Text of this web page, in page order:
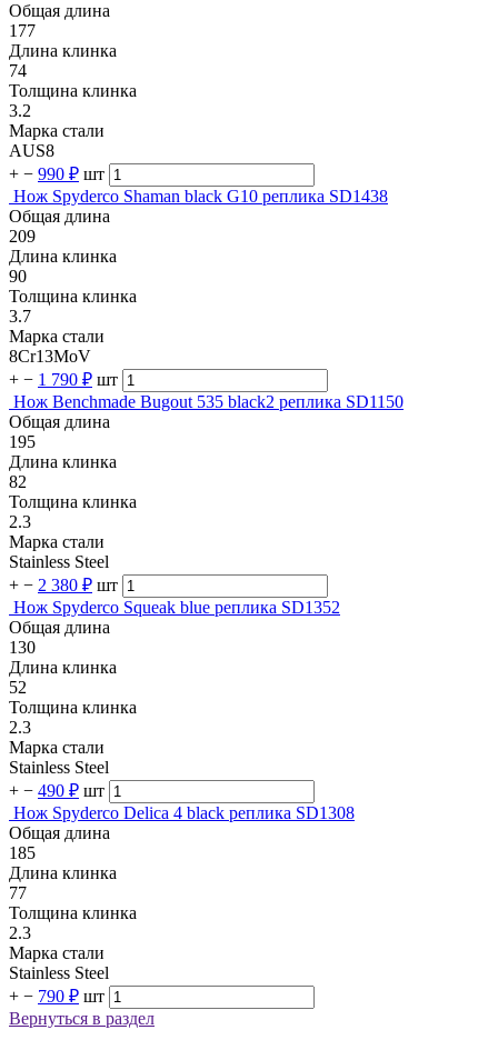
Общая длина
177
Длина клинка
74
Толщина клинка
3.2
Марка стали
AUS8
+ − 990 ₽ шт
Нож Spyderco Shaman black G10 реплика SD1438
Общая длина
209
Длина клинка
90
Толщина клинка
3.7
Марка стали
8Cr13MoV
+ − 1 790 ₽ шт
Нож Benchmade Bugout 535 black2 реплика SD1150
Общая длина
195
Длина клинка
82
Толщина клинка
2.3
Марка стали
Stainless Steel
+ − 2 380 ₽ шт
Нож Spyderco Squeak blue реплика SD1352
Общая длина
130
Длина клинка
52
Толщина клинка
2.3
Марка стали
Stainless Steel
+ − 490 ₽ шт
Нож Spyderco Delica 4 black реплика SD1308
Общая длина
185
Длина клинка
77
Толщина клинка
2.3
Марка стали
Stainless Steel
+ − 790 ₽ шт
Вернуться в раздел